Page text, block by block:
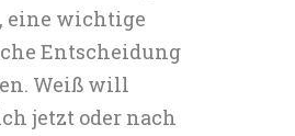
eine wichtige
Entscheidung
Weiß will
jetzt oder nach